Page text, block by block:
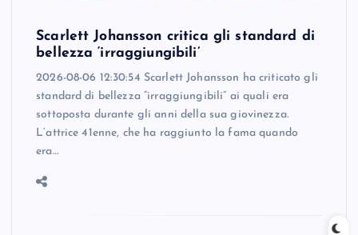
Scarlett Johansson critica gli standard di
bellezza ‘irraggiungibili’
2026-08-06 12:30:54 Scarlett Johansson ha criticato gli
standard di bellezza “irraggiungibili” ai quali era
sottoposta durante gli anni della sua giovinezza.
L’attrice 41enne, che ha raggiunto la fama quando
era…